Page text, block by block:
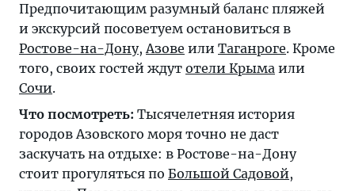
Предпочитающим разумный баланс пляжей
и экскурсий посоветуем остановиться в
Ростове-на-Дону,Азове или Таганроге. Кроме
того, своих гостей ждут отели Крыма или
Сочи.
Что посмотреть: Тысячелетняя история
городов Азовского моря точно не даст
заскучать на отдыхе: в Ростове-на-Дону
стоит прогуляться по Большой Садовой,